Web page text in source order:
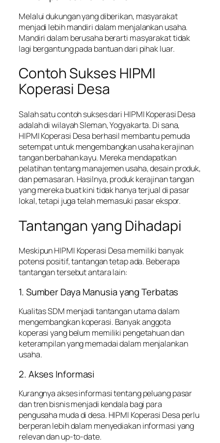
Melalui dukungan yang diberikan, masyarakat
menjadi lebih mandiri dalam menjalankan usaha.
Mandiri dalam berusaha berarti masyarakat tidak
lagi bergantung pada bantuan dari pihak luar.
Contoh Sukses HIPMI
Koperasi Desa
Salah satu contoh sukses dari HIPMI Koperasi Desa
adalah di wilayah Sleman, Yogyakarta. Di sana,
HIPMI Koperasi Desa berhasil membantu pemuda
setempat untuk mengembangkan usaha kerajinan
tangan berbahan kayu. Mereka mendapatkan
pelatihan tentang manajemen usaha, desain produk,
dan pemasaran. Hasilnya, produk kerajinan tangan
yang mereka buat kini tidak hanya terjual di pasar
lokal, tetapi juga telah memasuki pasar ekspor.
Tantangan yang Dihadapi
Meskipun HIPMI Koperasi Desa memiliki banyak
potensi positif, tantangan tetap ada. Beberapa
tantangan tersebut antara lain:
1. Sumber Daya Manusia yang Terbatas
Kualitas SDM menjadi tantangan utama dalam
mengembangkan koperasi. Banyak anggota
koperasi yang belum memiliki pengetahuan dan
keterampilan yang memadai dalam menjalankan
usaha.
2. Akses Informasi
Kurangnya akses informasi tentang peluang pasar
dan tren bisnis menjadi kendala bagi para
pengusaha muda di desa. HIPMI Koperasi Desa perlu
berperan lebih dalam menyediakan informasi yang
relevan dan up-to-date.